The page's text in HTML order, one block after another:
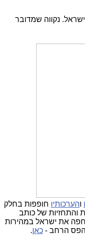
נקווה שמדובר
והערכותיו חופפות בחלק
והתחזיות של כותב
את ישראל במהירות
כאן.